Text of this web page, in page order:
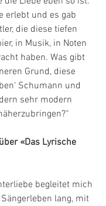
erlebt und es gab
die diese tiefen
in Musik, in Noten
haben. Was gibt
Grund, diese
Schumann und
sehr modern
«Das Lyrische
begleitet mich
lang, mit